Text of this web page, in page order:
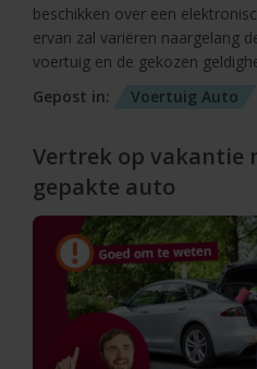
beschikken over een
ervan zal variëren naargelang
voertuig en de gekozen
Gepost in:
Voertuig Auto
Vertrek op vakantie
gepakte auto